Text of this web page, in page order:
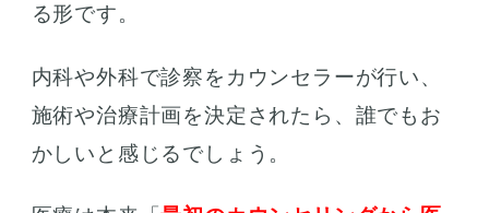
る形です。
内科や外科で診察をカウンセラーが行い、
施術や治療計画を決定されたら、誰でもお
かしいと感じるでしょう。